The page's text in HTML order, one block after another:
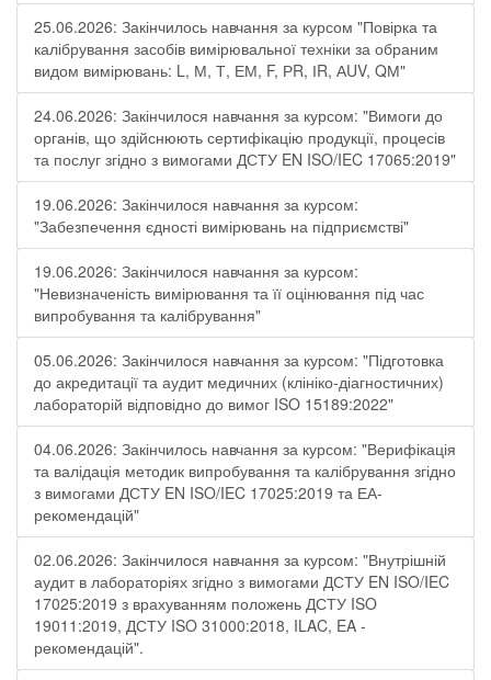
25.06.2026: Закінчилось навчання за курсом "Повірка та
калібрування засобів вимірювальної техніки за обраним
видом вимірювань: L, М, Т, ЕМ, F, РR, ІR, АUV, QМ"
24.06.2026: Закінчилося навчання за курсом: "Вимоги до
органів, що здійснюють сертифікацію продукції, процесів
та послуг згідно з вимогами ДСТУ EN ISO/IEC 17065:2019"
19.06.2026: Закінчилося навчання за курсом:
"Забезпечення єдності вимірювань на підприємстві"
19.06.2026: Закінчилося навчання за курсом:
"Невизначеність вимірювання та її оцінювання під час
випробування та калібрування"
05.06.2026: Закінчилося навчання за курсом: "Підготовка
до акредитації та аудит медичних (клініко-діагностичних)
лабораторій відповідно до вимог ISO 15189:2022"
04.06.2026: Закінчилось навчання за курсом: "Верифікація
та валідація методик випробування та калібрування згідно
з вимогами ДСТУ EN ISO/IEC 17025:2019 та ЕА-
рекомендацій"
02.06.2026: Закінчилося навчання за курсом: "Внутрішній
аудит в лабораторіях згідно з вимогами ДСТУ EN ISO/IEC
17025:2019 з врахуванням положень ДСТУ ISO
19011:2019, ДСТУ ISO 31000:2018, ILAC, EA -
рекомендацій".